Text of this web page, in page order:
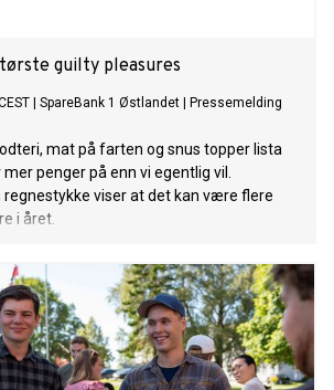
guilty pleasures
SpareBank 1 Østlandet Pressemelding
mat på farten og snus topper lista
penger på enn vi egentlig vil.
regnestykke viser at det kan være flere
i året.